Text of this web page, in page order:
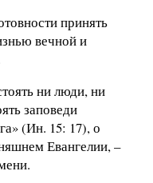
принять
вечной и
ни люди, ни
заповеди
(Ин. 15: 17), о
Евангелии, –